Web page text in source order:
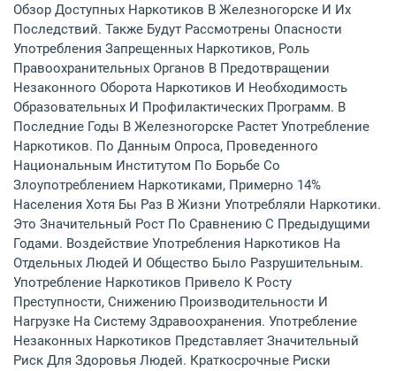
Обзор Доступных Наркотиков В Железногорске И Их
Последствий. Также Будут Рассмотрены Опасности
Употребления Запрещенных Наркотиков, Роль
Правоохранительных Органов В Предотвращении
Незаконного Оборота Наркотиков И Необходимость
Образовательных И Профилактических Программ. В
Последние Годы В Железногорске Растет Употребление
Наркотиков. По Данным Опроса, Проведенного
Национальным Институтом По Борьбе Со
Злоупотреблением Наркотиками, Примерно 14%
Населения Хотя Бы Раз В Жизни Употребляли Наркотики.
Это Значительный Рост По Сравнению С Предыдущими
Годами. Воздействие Употребления Наркотиков На
Отдельных Людей И Общество Было Разрушительным.
Употребление Наркотиков Привело К Росту
Преступности, Снижению Производительности И
Нагрузке На Систему Здравоохранения. Употребление
Незаконных Наркотиков Представляет Значительный
Риск Для Здоровья Людей. Краткосрочные Риски